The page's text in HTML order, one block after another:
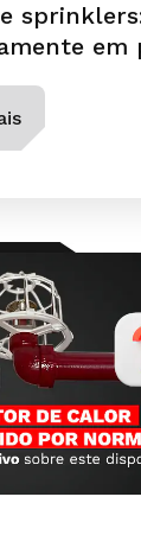
em